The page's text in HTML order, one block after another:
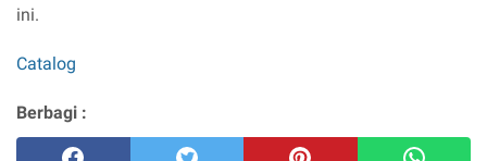
ini.
Catalog
Berbagi :